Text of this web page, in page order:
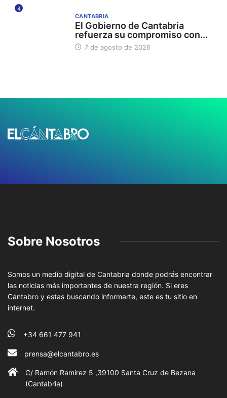
4
CANTABRIA
El Gobierno de Cantabria
refuerza su compromiso con...
7 de agosto de 2026
Sobre Nosotros
Somos un medio digital de Cantabria donde podrás encontrar
las noticias más importantes de nuestra región. Si eres
Cántabro y estas buscando informarte, este es tu sitio en
internet.
+34 661 477 941
prensa@elcantabro.es
C/ Ramón Ramirez 5 ,39100 Santa Cruz de Bezana
(Cantabria)